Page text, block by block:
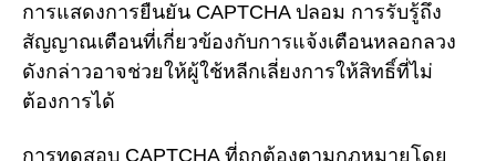
การแสดงการยืนยัน CAPTCHA ปลอม การรับรู้ถึง
สัญญาณเตือนที่เกี่ยวข้องกับการแจ้งเตือนหลอกลวง
ดังกล่าวอาจช่วยให้ผู้ใช้หลีกเลี่ยงการให้สิทธิ์ที่ไม่
ต้องการได้
การทดสอบ CAPTCHA ที่ถูกต้องตามกฎหมายโดย